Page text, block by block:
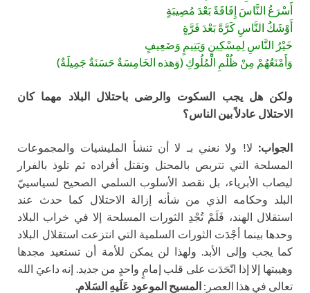
أَسْرَعُ النَّاسَ إِفَاقَةً بَعْدَ مُصِيبَةٍ
أَوْشَكَُ النَّاسِ كَرَّةً بَعْدَ فَرَّةٍ
خَيْرُ النَّاسِ لِمِسْكِينٍ وَيَتِيمٍ وَضَعِيفٍ
وَأَمْنَعُهُمْ مِنْ ظُلْمِ الْمُلُوكِ (وَهذه الخَامِسَةٌ حَسَنَةٌ جَمِيلَةٌ)
ولكن هل يجب السكوت والرضى باحتلال البلاد مهما كان
الاحتلال عادلاً بين الناس؟
الجواب: لا! ولا نعني بـ لا أن تنشأ المليشيات والمجموعات
المسلحة التي تتربص بالمحتل وتقتل أفراده ثم تلوذ بالفرار
ليصاب الأبرياء، بل نقصد الأسلوب السلمي الصحيح لسياسييّ
البلد وحكامه الذي من شأنه إزالة الاحتلال كما حدث عند
استقلال الهند، فَلَمْ تُجْدِ الثورات المسلحة إلا في خراب البلاد
وحدها بينما أجْدَت الثورات السلمية التي انتزعت استقلال البلاد
كما يجب وإلى الأبد. ولهذا لن يمكن للأمة أن تستعيد مجدها
وهيبتها إلا إذا اتّحَدَت على قلب إمامٍ واحدٍ من جديد. إنه داعيَ الله
تعالى في هذا العصر: المسيح الموعود عَلَيهِ السَلام.